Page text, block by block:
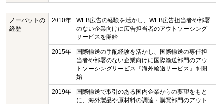
ノーパットの
経歴
2010年
WEB広告の経験を活かし、WEB広告担当者や部署
のない企業向けに広告担当者のアウトソーシング
サービスを開始
2015年
国際輸送の手配経験を活かし、国際輸送の専任担
当者や部署のない企業向けに国際輸送部門のアウ
トソーシングサービス『海外輸送サービス』を開
始
2019年
国際輸送で取引のある国内企業からの要望をもと
に、海外製品や原材料の調達・購買部門のアウト